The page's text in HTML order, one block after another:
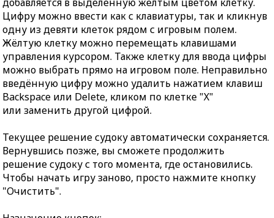
Цифру можно ввести как с клавиатуры, так и кликнув
одну из девяти клеток рядом с игровым полем.
Жёлтую клетку можно перемещать клавишами
управления курсором. Также клетку для ввода цифры
можно выбрать прямо на игровом поле. Неправильно
введённую цифру можно удалить нажатием клавиш
Backspace или Delete, кликом по клетке "X"
или заменить другой цифрой.
Текущее решение судоку автоматически сохраняется.
Вернувшись позже, вы сможете продолжить
решение судоку с того момента, где остановились.
Чтобы начать игру заново, просто нажмите кнопку
"Очистить".